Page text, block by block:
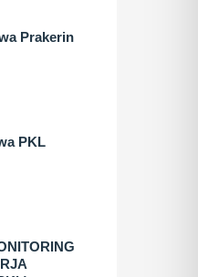
Prakerin
PKL